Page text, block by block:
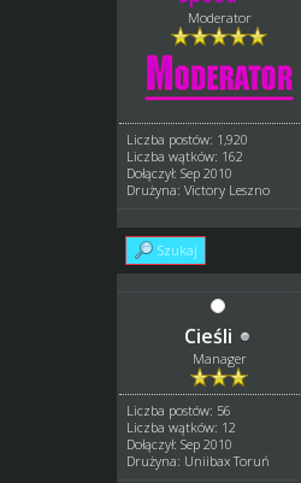
Moderator
Liczba postów: 1,920
Liczba wątków: 162
Dołączył: Sep 2010
Drużyna: Victory Leszno
Szukaj
Cieśli
Manager
Liczba postów: 56
Liczba wątków: 12
Dołączył: Sep 2010
Drużyna: Uniibax Toruń